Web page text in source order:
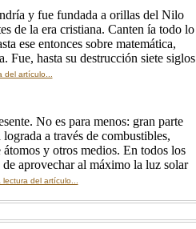
y fue fundada a orillas del Nilo
de la era cristiana. Canten ía todo lo
ese entonces sobre matemática,
Fue, hasta su destrucción siete siglos
del artículo...
No es para menos: gran parte
a través de combustibles,
y otros medios. En todos los
de aprovechar al máximo la luz solar
del artículo...